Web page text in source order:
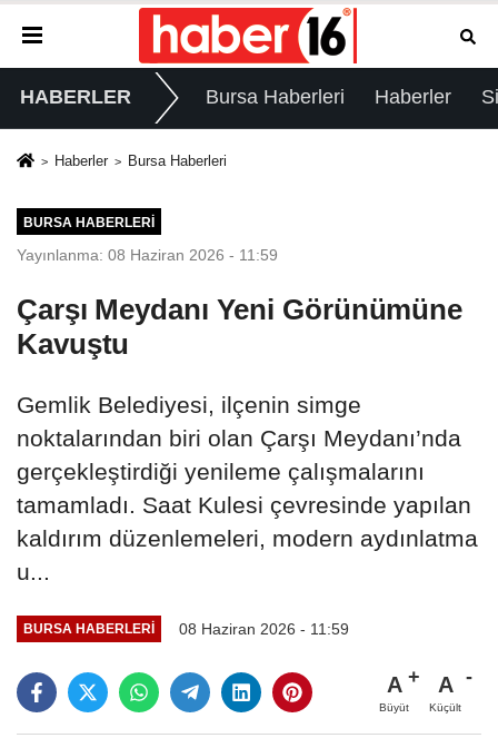
HABERLER Bursa Haberleri Haberler
Haberler Bursa Haberleri
BURSA HABERLERI
Yayınlanma: 08 Haziran 2026 - 11:59
Çarşı Meydanı Yeni Görünümüne
Kavuştu
Gemlik Belediyesi, ilçenin simge
noktalarından biri olan Çarşı Meydanı’nda
gerçekleştirdiği yenileme çalışmalarını
tamamladı. Saat Kulesi çevresinde yapılan
kaldırım düzenlemeleri, modern aydınlatma
u...
BURSA HABERLERI 08 Haziran 2026 - 11:59
A
Büyüt
A
Küçült